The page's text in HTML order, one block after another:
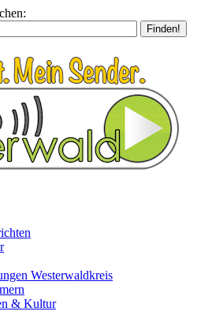
Finden!
Westerwaldkreis
& Kultur